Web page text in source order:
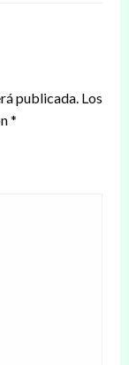
publicada. Los
*